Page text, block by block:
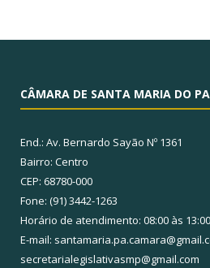
CÂMARA DE SANTA MARIA DO
End.: Av. Bernardo Sayão Nº 1361
Bairro: Centro
CEP: 68780-000
Fone: (91) 3442-1263
Horário de atendimento: 08:00 às 13:00
E-mail:
secretarialegislativasmp@gmail.com